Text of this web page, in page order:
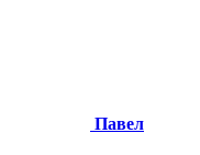
Павел